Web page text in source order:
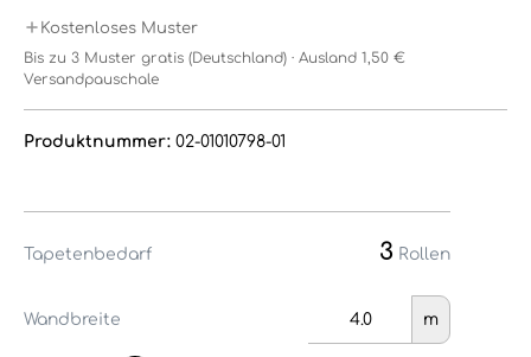
Kostenloses Muster
Bis zu 3 Muster gratis (Deutschland) · Ausland 1,50 €
Versandpauschale
Produktnummer: 02-01010798-01
Tapetenbedarf 3 Rollen
Wandbreite m